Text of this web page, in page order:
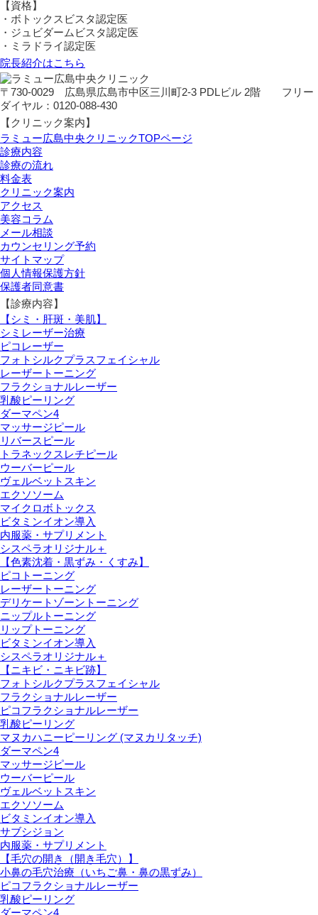
【資格】
・ボトックスビスタ認定医
・ジュビダームビスタ認定医
・ミラドライ認定医
院長紹介はこちら
〒730-0029 広島県広島市中区三川町2-3 PDLビル 2階 フリー
ダイヤル：0120-088-430
【クリニック案内】
ラミュー広島中央クリニックTOPページ
診療内容
診療の流れ
料金表
クリニック案内
アクセス
美容コラム
メール相談
カウンセリング予約
サイトマップ
個人情報保護方針
保護者同意書
【診療内容】
【シミ・肝斑・美肌】
シミレーザー治療
ピコレーザー
フォトシルクプラスフェイシャル
レーザートーニング
フラクショナルレーザー
乳酸ピーリング
ダーマペン4
マッサージピール
リバースピール
トラネックスレチピール
ウーバーピール
ヴェルベットスキン
エクソソーム
マイクロボトックス
ビタミンイオン導入
内服薬・サプリメント
シスペラオリジナル＋
【色素沈着・黒ずみ・くすみ】
ピコトーニング
レーザートーニング
デリケートゾーントーニング
ニップルトーニング
リップトーニング
ビタミンイオン導入
シスペラオリジナル＋
【ニキビ・ニキビ跡】
フォトシルクプラスフェイシャル
フラクショナルレーザー
ピコフラクショナルレーザー
乳酸ピーリング
マヌカハニーピーリング (マヌカリタッチ)
ダーマペン4
マッサージピール
ウーバーピール
ヴェルベットスキン
エクソソーム
ビタミンイオン導入
サブシジョン
内服薬・サプリメント
【毛穴の開き（開き毛穴）】
小鼻の毛穴治療（いちご鼻・鼻の黒ずみ）
ピコフラクショナルレーザー
乳酸ピーリング
ダーマペン4